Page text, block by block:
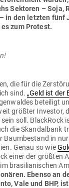
Sek­toren – Soja,
in den letzten fünf
zum Protest.
die für die
sind. „Geld ist der
beteiligt
größter Investor,
soll. BlackRock
die Skan­dalbank
Baum­be­stand in
Genau so wie
einer der größten
bra­si­lia­ni­schen
Ebenso an
Vale und BHP,